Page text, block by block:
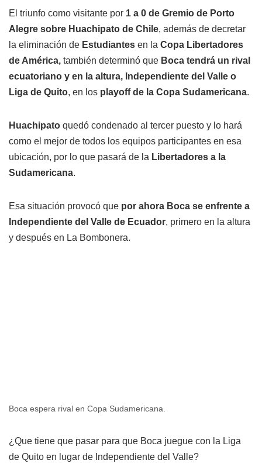
El triunfo como visitante por 1 a 0 de Gremio de Porto
Alegre sobre Huachipato de Chile, además de decretar
la eliminación de Estudiantes en la Copa Libertadores
de América, también determinó que Boca tendrá un rival
ecuatoriano y en la altura, Independiente del Valle o
Liga de Quito, en los playoff de la Copa Sudamericana.
Huachipato quedó condenado al tercer puesto y lo hará
como el mejor de todos los equipos participantes en esa
ubicación, por lo que pasará de la Libertadores a la
Sudamericana.
Esa situación provocó que por ahora Boca se enfrente a
Independiente del Valle de Ecuador, primero en la altura
y después en La Bombonera.
Boca espera rival en Copa Sudamericana.
¿Que tiene que pasar para que Boca juegue con la Liga
de Quito en lugar de Independiente del Valle?